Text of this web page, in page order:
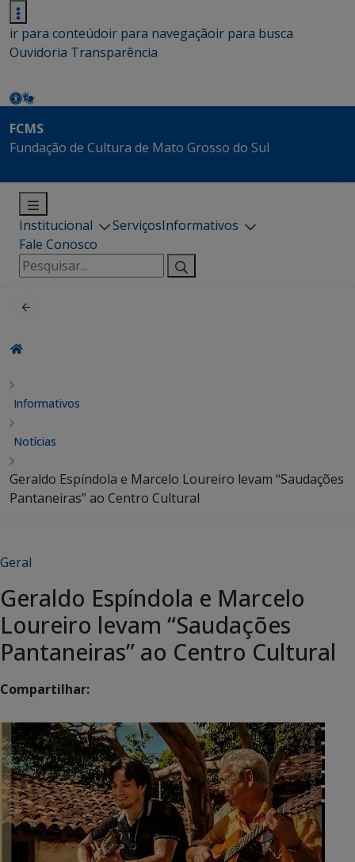
ir para conteúdoir para navegaçãoir para busca
Ouvidoria Transparência
FCMS
Fundação de Cultura de Mato Grosso do Sul
Institucional ServiçosInformativos
Fale Conosco
Pesquisar
por:
Informativos
Notícias
Geraldo Espíndola e Marcelo Loureiro levam “Saudações
Pantaneiras” ao Centro Cultural
Geral
Geraldo Espíndola e Marcelo
Loureiro levam “Saudações
Pantaneiras” ao Centro Cultural
Compartilhar: